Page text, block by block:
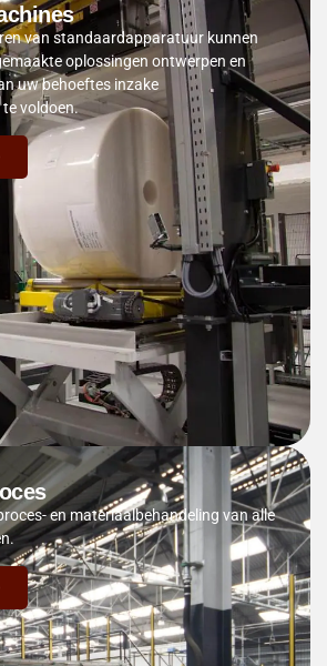
van standaardapparatuur kunnen
oplossingen ontwerpen en
uw behoeftes inzake
voldoen.
en materiaalbehandeling van alle